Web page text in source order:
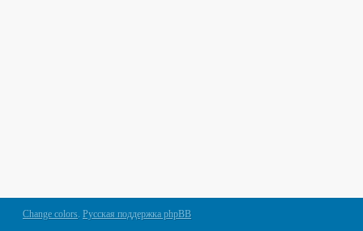
Change colors. Русская поддержка phpBB